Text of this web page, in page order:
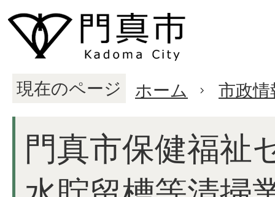
現在のページ ホーム 市政情
門真市保健福祉